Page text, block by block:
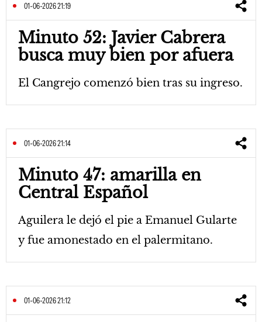
01-06-2026 21:19
Minuto 52: Javier Cabrera
busca muy bien por afuera
El Cangrejo comenzó bien tras su ingreso.
01-06-2026 21:14
Minuto 47: amarilla en
Central Español
Aguilera le dejó el pie a Emanuel Gularte
y fue amonestado en el palermitano.
01-06-2026 21:12